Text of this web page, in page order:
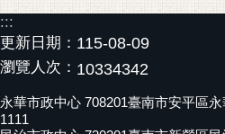
黃
偉
哲
螢
光
:::
更新日期： 115-08-09
瀏覽人次： 10334342
永華市政中心 708201臺南市安平區
1111